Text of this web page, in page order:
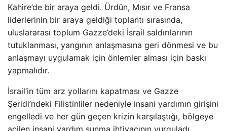
Kahire’de bir araya geldi. Ürdün, Mısır ve Fransa
liderlerinin bir araya geldiği toplantı sırasında,
uluslararası toplum Gazze’deki İsrail saldırılarının
tutuklanması, yangının anlaşmasına geri dönmesi ve bu
anlaşmayı uygulamak için önlemler alması için baskı
yapmalıdır.
İsrail’in tüm arz yollarını kapatması ve Gazze
Şeridi’ndeki Filistinliler nedeniyle insani yardımın girişini
engelledi ve her gün geçen krizin karşılaştığı, bölgeye
acilen insani yardım sunma ihtiyacının vurguladı.